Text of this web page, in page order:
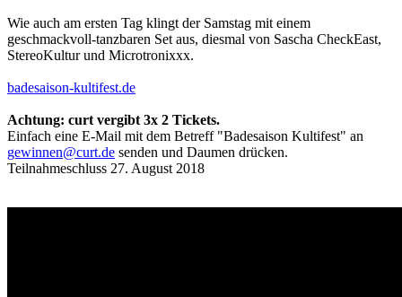
Wie auch am ersten Tag klingt der Samstag mit einem
geschmackvoll-tanzbaren Set aus, diesmal von Sascha CheckEast,
StereoKultur und Microtronixxx.
badesaison-kultifest.de
Achtung: curt vergibt 3x 2 Tickets.
Einfach eine E-Mail mit dem Betreff "Badesaison Kultifest" an
gewinnen@curt.de senden und Daumen drücken.
Teilnahmeschluss 27. August 2018